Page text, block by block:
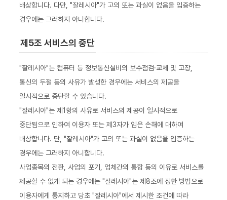
배상합니다. 다만, "잘레시아"가 고의 또는 과실이 없음을 입증하는
경우에는 그러하지 아니합니다.
제5조 서비스의 중단
"잘레시아"는 컴퓨터 등 정보통신설비의 보수점검·교체 및 고장,
통신의 두절 등의 사유가 발생한 경우에는 서비스의 제공을
일시적으로 중단할 수 있습니다.
"잘레시아"는 제1항의 사유로 서비스의 제공이 일시적으로
중단됨으로 인하여 이용자 또는 제3자가 입은 손해에 대하여
배상합니다. 단, "잘레시아"가 고의 또는 과실이 없음을 입증하는
경우에는 그러하지 아니합니다.
사업종목의 전환, 사업의 포기, 업체간의 통합 등의 이유로 서비스를
제공할 수 없게 되는 경우에는 "잘레시아"는 제8조에 정한 방법으로
이용자에게 통지하고 당초 "잘레시아"에서 제시한 조건에 따라